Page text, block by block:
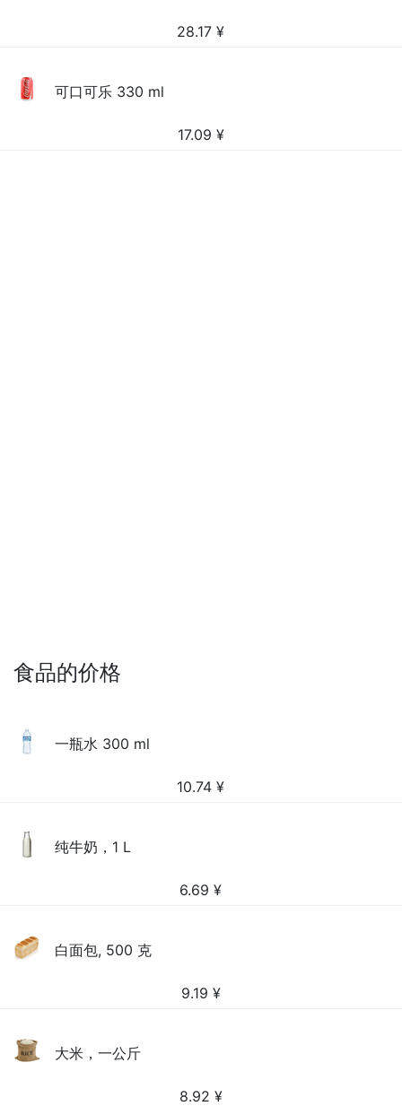
28.17 ¥
可口可乐 330 ml
17.09 ¥
食品的价格
一瓶水 300 ml
10.74 ¥
纯牛奶，1 L
6.69 ¥
白面包, 500 克
9.19 ¥
大米，一公斤
8.92 ¥